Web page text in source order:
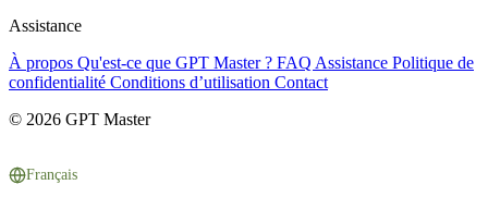
Assistance
À propos Qu'est-ce que GPT Master ? FAQ Assistance Politique de
confidentialité Conditions d’utilisation Contact
© 2026 GPT Master
Français